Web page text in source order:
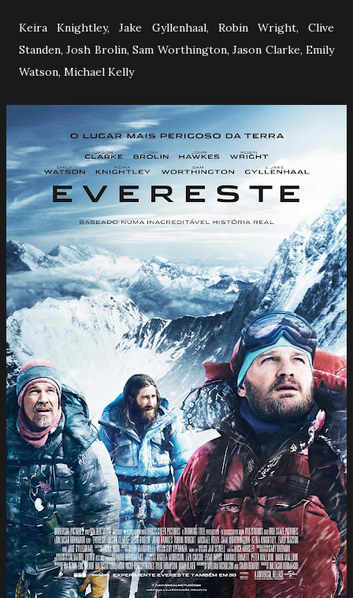
Keira Knightley, Jake Gyllenhaal, Robin Wright, Clive
Standen, Josh Brolin, Sam Worthington, Jason Clarke, Emily
Watson, Michael Kelly